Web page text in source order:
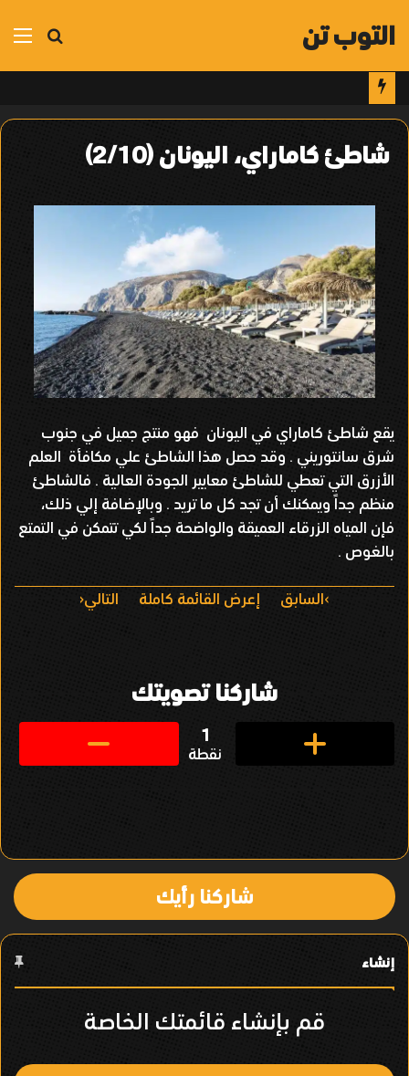
بحث
التوب تن
شاطئ كاماراي، اليونان (2/10)
يقع شاطئ كاماراي في اليونان فهو منتج جميل في جنوب
شرق سانتوريني . وقد حصل هذا الشاطئ علي مكافأة العلم
الأزرق التي تعطي للشاطئ معايير الجودة العالية . فالشاطئ
منظم جداً ويمكنك أن تجد كل ما تريد . وبالإضافة إلي ذلك،
فإن المياه الزرقاء العميقة والواضحة جداً لكي تتمكن في التمتع
بالغوص .
ا
ل
ع
ن
السابق إعرض القائمة كاملة التالي
شاركنا تصويتك
1
نقطة
شاركنا رأيك
إنشاء
قم بإنشاء قائمتك الخاصة